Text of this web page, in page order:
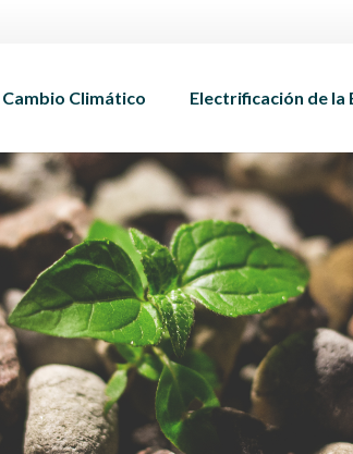
Cambio Climático Electrificación de la